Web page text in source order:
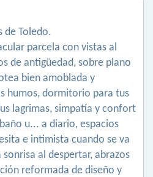
de Toledo.
parcela con vistas al
de antigüedad, sobre plano
bien amoblada y
humos, dormitorio para tus
lagrimas, simpatía y confort
u... a diario, espacios
e intimista cuando se va
al despertar, abrazos
reformada de diseño y